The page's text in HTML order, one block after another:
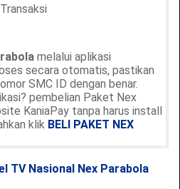
melalui aplikasi
secara otomatis, pastikan
SMC ID dengan benar.
pembelian Paket Nex
KaniaPay tanpa harus install
klik BELI PAKET NEX
TV Nasional Nex Parabola